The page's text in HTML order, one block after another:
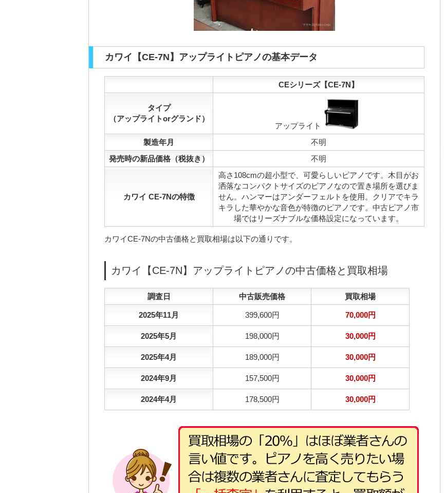
カワイ【CE-7N】アップライトピアノの基本データ
CEシリーズ【CE-7N】
タイプ
（アップライトorグランド）
アップライト
製造年月
不明
発売時の新品価格（税抜き）
不明
カワイ CE-7Nの特徴
高さ108cmの超小型で、可愛らしいピアノです。木目がお
洒落なコンパクトサイズのピアノなので置き場所を選びま
せん。ハンマーはアンダーフェルトを使用。クリアでキラ
キラした華やかな音色が特徴のピアノです。中古ピアノ市
場ではリーズナブルな価格設定になっています。
カワイCE-7Nの中古価格と買取相場は以下の通りです。
カワイ【CE-7N】アップライトピアノの中古価格と買取相場
調査日 中古販売価格 買取相場
2025年11月 399,600円 70,000円
2025年5月 198,000円 30,000円
2025年4月 189,000円 30,000円
2024年9月 157,500円 30,000円
2024年4月 178,500円 30,000円